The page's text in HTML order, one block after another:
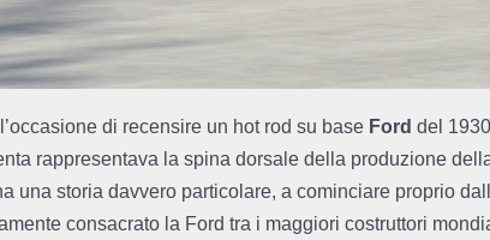
di recensire un hot rod su base Ford del
rappresentava la spina dorsale della produzione
una storia davvero particolare, a cominciare proprio
consacrato la Ford tra i maggiori costruttori